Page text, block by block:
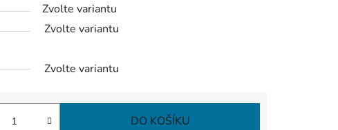
Zvolte variantu
Zvolte variantu
Zvolte variantu
DO KOŠÍKU